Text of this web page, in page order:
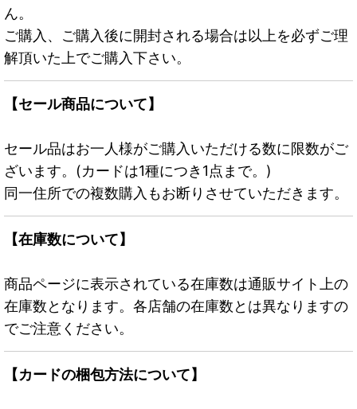
ん。
ご購入、ご購入後に開封される場合は以上を必ずご理
解頂いた上でご購入下さい。
【セール商品について】
セール品はお一人様がご購入いただける数に限数がご
ざいます。(カードは1種につき1点まで。)
同一住所での複数購入もお断りさせていただきます。
【在庫数について】
商品ページに表示されている在庫数は通販サイト上の
在庫数となります。各店舗の在庫数とは異なりますの
でご注意ください。
【カードの梱包方法について】